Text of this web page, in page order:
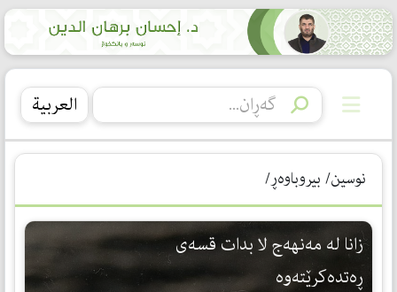
العربیة
نوسین/ بیروباوەڕ/
زانا له‌ مه‌نهه‌ج لا بدات قسه‌ى
ڕه‌تده‌كرێته‌وه‌